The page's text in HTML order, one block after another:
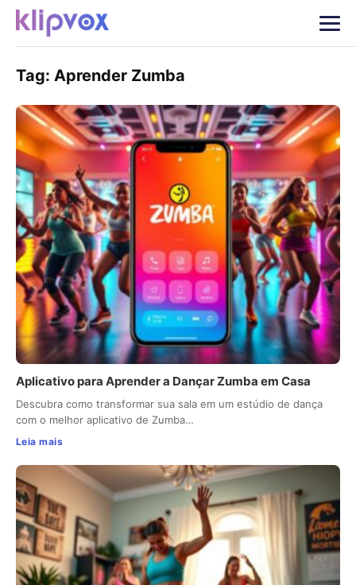
Tag: Aprender Zumba
Aplicativo para Aprender a Dançar Zumba em Casa
Descubra como transformar sua sala em um estúdio de dança
com o melhor aplicativo de Zumba…
Leia mais